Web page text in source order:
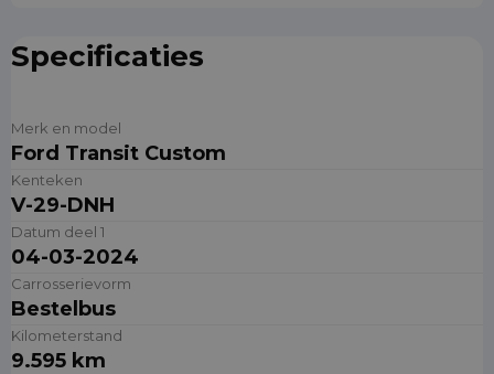
Specificaties
Merk en model
Ford Transit Custom
Kenteken
V-29-DNH
Datum deel 1
04-03-2024
Carrosserievorm
Bestelbus
Kilometerstand
9.595 km